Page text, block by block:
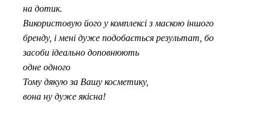
на дотик.
Використовую його у комплексі з маскою іншого
бренду, і мені дуже подобається результат, бо
засоби ідеально доповнюють
одне одного
Тому дякую за Вашу косметику,
вона ну дуже якісна!